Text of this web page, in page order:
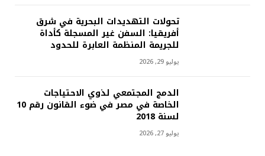
تحولات التهديدات البحرية في شرق
أفريقيا: السفن غير المسجلة كأداة
للجريمة المنظمة العابرة للحدود
يوليو 29, 2026
الدمج المجتمعي لذوي الاحتياجات
الخاصة في مصر في ضوء القانون رقم 10
لسنة 2018
يوليو 27, 2026